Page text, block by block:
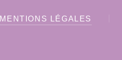
MENTIONS LÉGALES